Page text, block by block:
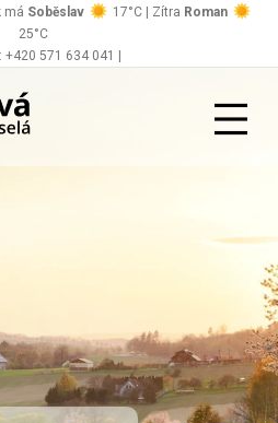
+420 571 634 041 |
má Soběslav 17°C | Zítra Roman
25°C